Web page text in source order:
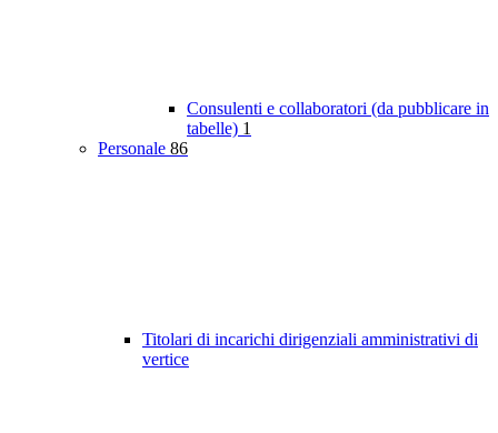
Consulenti e collaboratori (da pubblicare in
tabelle) 1
Personale 86
Titolari di incarichi dirigenziali amministrativi di
vertice